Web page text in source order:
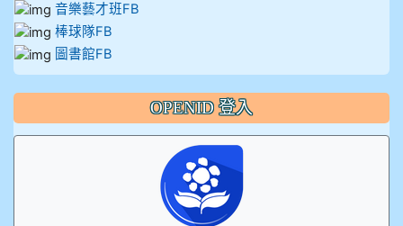
音樂藝才班FB
棒球隊FB
圖書館FB
OPENID 登入